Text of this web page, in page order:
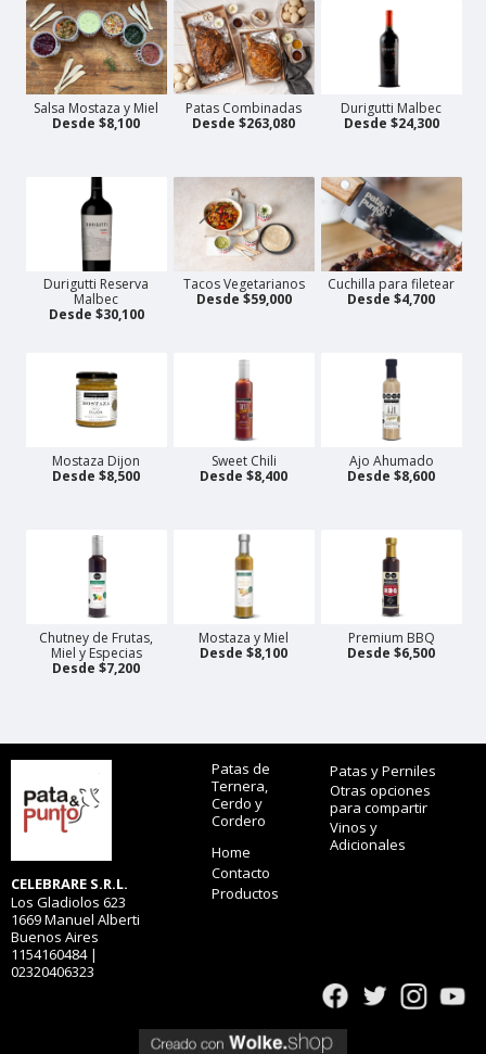
Salsa Mostaza y Miel
Desde $8,100
Patas Combinadas
Desde $263,080
Durigutti Malbec
Desde $24,300
Durigutti Reserva
Malbec
Desde $30,100
Tacos Vegetarianos
Desde $59,000
Cuchilla para filetear
Desde $4,700
Mostaza Dijon
Desde $8,500
Sweet Chili
Desde $8,400
Ajo Ahumado
Desde $8,600
Chutney de Frutas,
Miel y Especias
Desde $7,200
Mostaza y Miel
Desde $8,100
Premium BBQ
Desde $6,500
CELEBRARE S.R.L.
Los Gladiolos 623
1669 Manuel Alberti
Buenos Aires
1154160484 |
02320406323
Patas de
Ternera,
Cerdo y
Cordero
Home
Contacto
Productos
Patas y Perniles
Otras opciones
para compartir
Vinos y
Adicionales